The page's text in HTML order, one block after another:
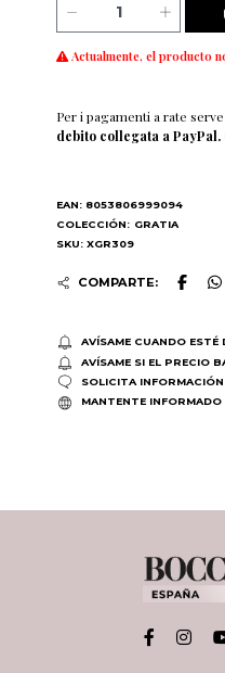
Actualmente, el producto
Per i pagamenti a rate serve
debito collegata a
EAN: 8053806999094
COLECCIÓN: GRATIA
SKU: XGR309
COMPARTE:
AVÍSAME CUANDO ESTÉ
AVÍSAME SI EL PRECIO
SOLICITA INFORMACIÓN
MANTENTE INFORMADO